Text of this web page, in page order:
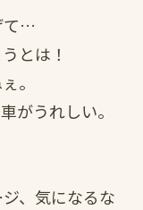
て…
とは！
。
がうれしい。
、気になるな